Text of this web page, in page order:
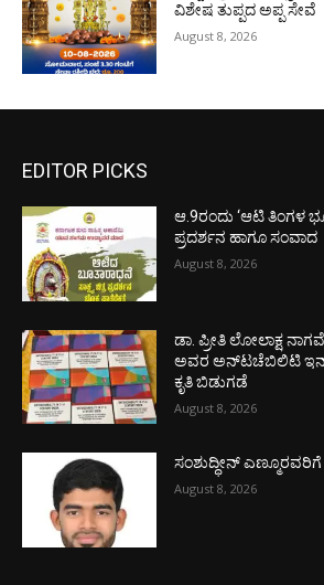
ವಿಶೇಷ ತುಪ್ಪದ ಅಪ್ಪ ಸೇವೆ
August 8, 2026
EDITOR PICKS
ಆ.9ರಂದು ‘ಆಟಿ ತಿಂಗಳ
ಪ್ರದರ್ಶನ ಹಾಗೂ ಸಂವಾದ
August 8, 2026
ಡಾ. ಪ್ರೀತಿ ಲೋಲಾಕ್ಷ
ಅವರ ಅನ್‌ಟಚೆಬಿಲಿಟಿ ಇನ್
ಕೃತಿ ಬಿಡುಗಡೆ
August 8, 2026
ಸಂಶುದ್ಧೀನ್ ಎಣ್ಮೂರವರಿಗೆ
August 8, 2026